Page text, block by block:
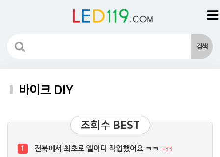
바이크 DIY
조회수 BEST
1 전북에서 최초로 엘이디 작업했어요 ㅋㅋ +33